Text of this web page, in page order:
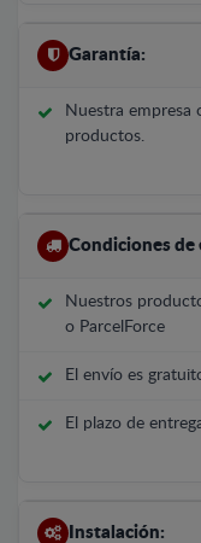
Garantía:
Nuestra empresa
productos.
Condiciones de
Nuestros
o ParcelForce
El envío es
El plazo de
Instalación: